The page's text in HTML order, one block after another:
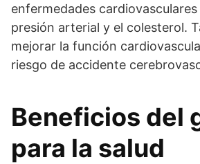
enfermedades
presión arterial y el colesterol.
mejorar la función
riesgo de accidente
Beneficios del
para la salud